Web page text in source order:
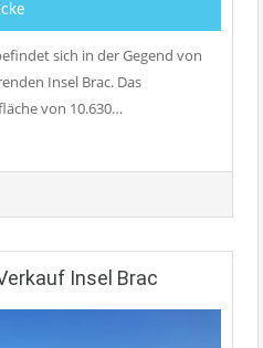
sich in der Gegend von
Insel Brac. Das
von 10.630…
Insel Brac